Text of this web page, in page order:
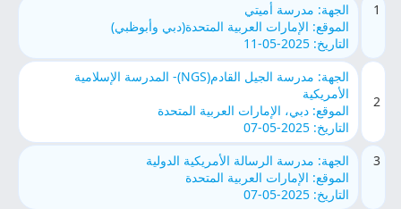
1
الجهة: مدرسة أميتي
الموقع: الإمارات العربية المتحدة(دبي وأبوظبي)
التاريخ: 2025-05-11
2
الجهة: مدرسة الجيل القادم(NGS)- المدرسة الإسلامية
الأمريكية
الموقع: دبي، الإمارات العربية المتحدة
التاريخ: 2025-05-07
3
الجهة: مدرسة الرسالة الأمريكية الدولية
الموقع: الإمارات العربية المتحدة
التاريخ: 2025-05-07